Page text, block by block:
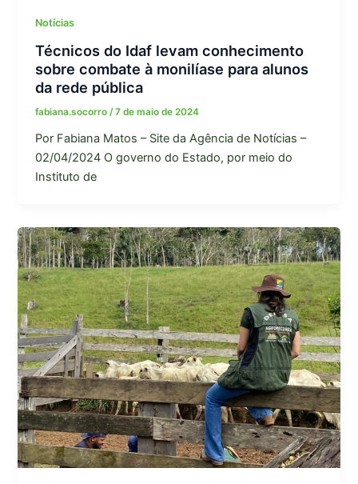
Notícias
Técnicos do Idaf levam conhecimento
sobre combate à monilíase para alunos
da rede pública
fabiana.socorro/7 de maio de 2024
Por Fabiana Matos – Site da Agência de Notícias –
02/04/2024 O governo do Estado, por meio do
Instituto de